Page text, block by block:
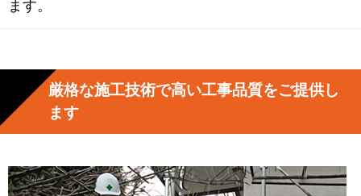
ます。
厳格な施工技術で高い工事品質をご提供し
ます